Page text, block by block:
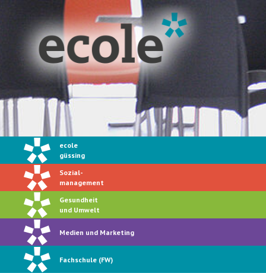
ecole
güssing
Sozial-
management
Gesundheit
und Umwelt
Medien und Marketing
Fachschule (FW)